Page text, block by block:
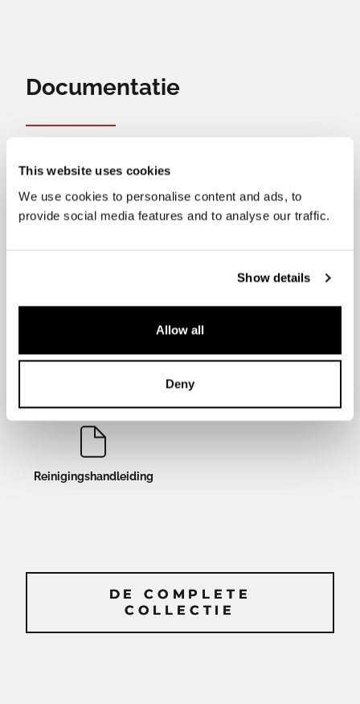
This website uses cookies
We use cookies to personalise content and ads, to
provide social media features and to analyse our traffic.
Show details
Allow all
Deny
Documentatie
Installatie handleiding
Reinigingshandleiding
DE COMPLETE
COLLECTIE
DE COMPLETE
COLLECTIE